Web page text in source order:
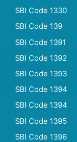
SBI Code 1330
SBI Code 139
SBI Code 1391
SBI Code 1392
SBI Code 1393
SBI Code 1394
SBI Code 1394
SBI Code 1395
SBI Code 1396